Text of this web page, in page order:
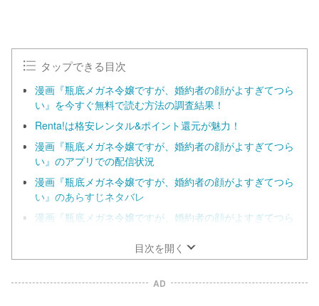
タップできる目次
漫画『瓶底メガネ令嬢ですが、婚約者の顔がよすぎてつら
い』を今すぐ無料で読む方法の調査結果！
Renta!は格安レンタル&ポイント還元が魅力！
漫画『瓶底メガネ令嬢ですが、婚約者の顔がよすぎてつら
い』のアプリでの配信状況
漫画『瓶底メガネ令嬢ですが、婚約者の顔がよすぎてつら
い』のあらすじネタバレ
漫画『瓶底メガネ令嬢ですが、婚約者の顔がよすぎてつら
目次を開く
AD